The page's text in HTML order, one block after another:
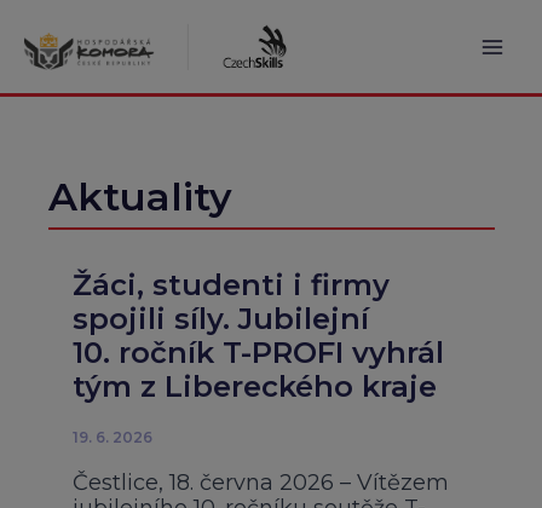
obsah
Aktuality
Žáci, studenti i firmy
spojili síly. Jubilejní
10. ročník T-PROFI vyhrál
tým z Libereckého kraje
19. 6. 2026
Čestlice, 18. června 2026 – Vítězem